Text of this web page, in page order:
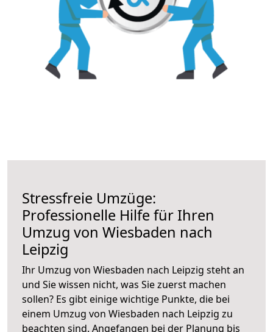
Stressfreie Umzüge:
Professionelle Hilfe für Ihren
Umzug von Wiesbaden nach
Leipzig
Ihr Umzug von Wiesbaden nach Leipzig steht an
und Sie wissen nicht, was Sie zuerst machen
sollen? Es gibt einige wichtige Punkte, die bei
einem Umzug von Wiesbaden nach Leipzig zu
beachten sind. Angefangen bei der Planung bis